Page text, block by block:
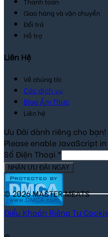
Giao hàng và vận chuyển
Đổi trả
Hỗ trợ
Liên Hệ
Về chúng tôi
Các dịch vụ
Blog Ẩm Thực
Liên hệ
Ưu Đãi dành riêng cho bạn!
Please enable JavaScript
Số Điện Thoại *
NHẬN ƯU ĐÃI NGAY
© 2026 MASTER MEATS
Điểu Khoản Riêng Tư